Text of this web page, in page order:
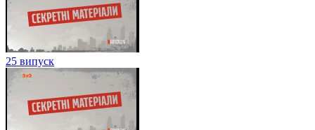
25 випуск